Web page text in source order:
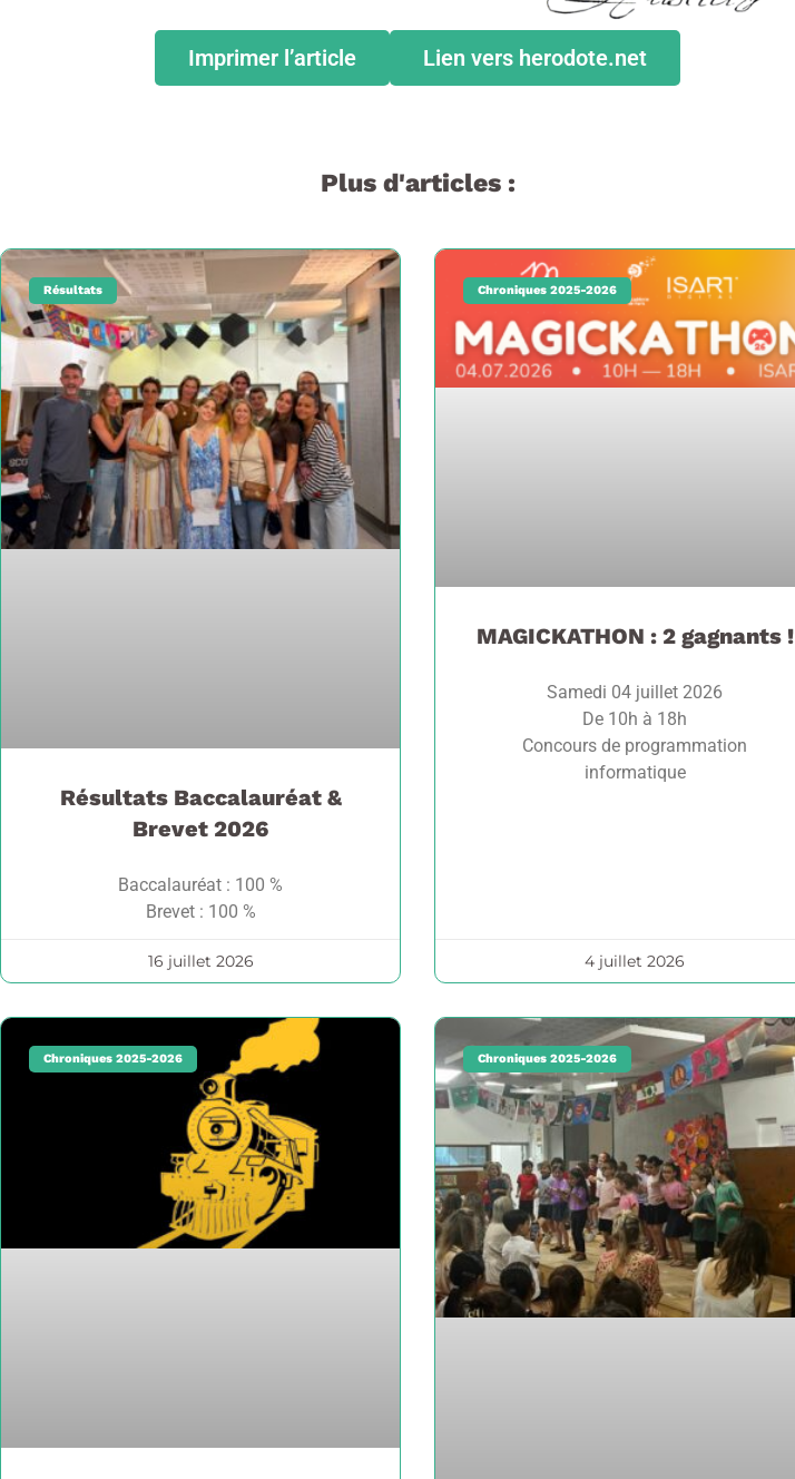
Imprimer l’article Lien vers herodote.net
Plus d'articles :
Résultats
Résultats Baccalauréat &
Brevet 2026
Baccalauréat : 100 %
Brevet : 100 %
16 juillet 2026
Chroniques 2025-2026
MAGICKATHON : 2 gagnants !
Samedi 04 juillet 2026
De 10h à 18h
Concours de programmation
informatique
4 juillet 2026
Chroniques 2025-2026 Chroniques 2025-2026